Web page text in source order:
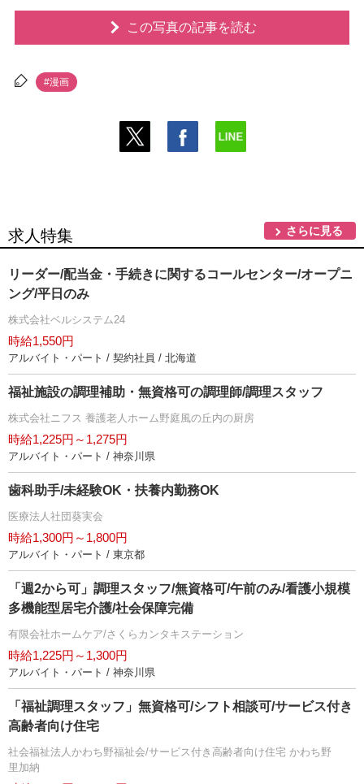
この写真の記事を読む
#漫画
求人特集 さらに見る
リーダー/配当金・手続きに関するコールセンター/オープニ
ング/平日のみ
株式会社ベルシステム24
時給1,550円
アルバイト・パート / 契約社員 / 北海道
福祉施設の調理補助・無資格可の調理師/調理スタッフ
株式会社ニフス 養護老人ホーム野庭風の丘内の厨房
時給1,225円～1,275円
アルバイト・パート / 神奈川県
歯科助手/未経験OK・扶養内勤務OK
医療法人社団葵実会
時給1,300円～1,800円
アルバイト・パート / 東京都
「週2から可」調理スタッフ/無資格可/午前のみ/看護小規模
多機能型居宅介護/社会保障完備
有限会社ホームケア/さくらカンタキステーション
時給1,225円～1,300円
アルバイト・パート / 神奈川県
「福祉調理スタッフ」無資格可/シフト相談可/サービス付き
高齢者向け住宅
社会福祉法人かわち野福祉会/サービス付き高齢者向け住宅 かわち野
里加納